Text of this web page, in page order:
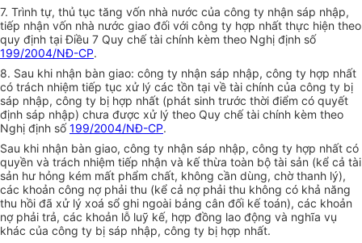
7. Trình tự, thủ tục tăng vốn nhà nước của công ty nhận sáp nhập,
tiếp nhận vốn nhà nước giao đối với công ty hợp nhất thực hiện theo
quy định tại Điều 7 Quy chế tài chính kèm theo Nghị định số
199/2004/NĐ-CP.
8. Sau khi nhận bàn giao: công ty nhận sáp nhập, công ty hợp nhất
có trách nhiệm tiếp tục xử lý các tồn tại về tài chính của công ty bị
sáp nhập, công ty bị hợp nhất (phát sinh trước thời điểm có quyết
định sáp nhập) chưa được xử lý theo Quy chế tài chính kèm theo
Nghị định số199/2004/NĐ-CP.
Sau khi nhận bàn giao, công ty nhận sáp nhập, công ty hợp nhất có
quyền và trách nhiệm tiếp nhận và kế thừa toàn bộ tài sản (kể cả tài
sản hư hỏng kém mất phẩm chất, không cần dùng, chờ thanh lý),
các khoản công nợ phải thu (kể cả nợ phải thu không có khả năng
thu hồi đã xử lý xoá sổ ghi ngoài bảng cân đối kế toán), các khoản
nợ phải trả, các khoản lỗ luỹ kế, hợp đồng lao động và nghĩa vụ
khác của công ty bị sáp nhập, công ty bị hợp nhất.